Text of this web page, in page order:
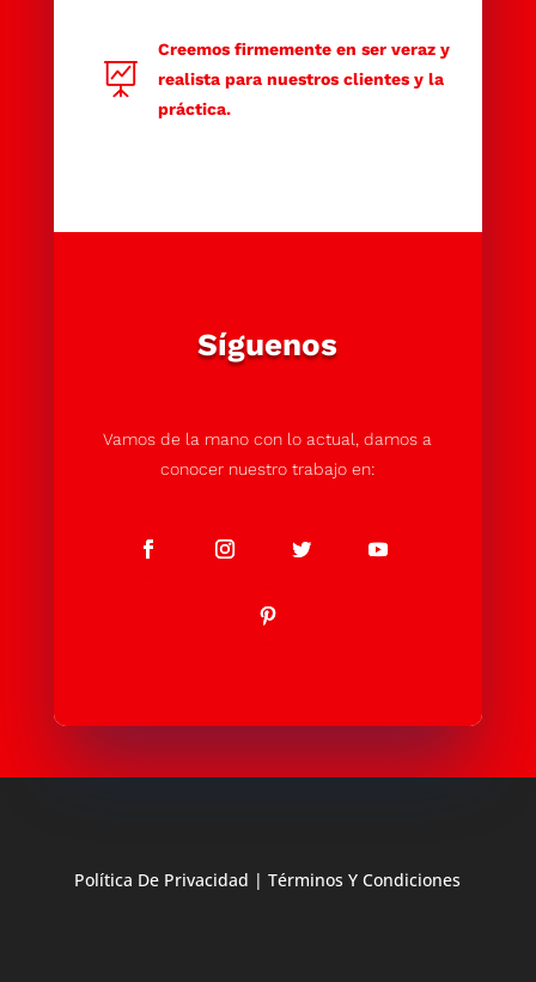

Creemos firmemente en ser veraz y
realista para nuestros clientes y la
práctica.
Síguenos
Vamos de la mano con lo actual, damos a
conocer nuestro trabajo en:
Política De Privacidad |Términos Y Condiciones